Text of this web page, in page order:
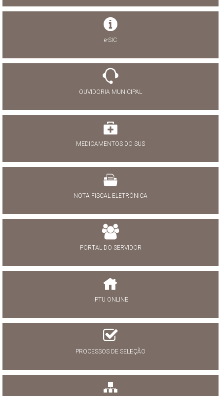
e-SIC
OUVIDORIA MUNICIPAL
MEDICAMENTOS DO SUS
NOTA FISCAL ELETRÔNICA
PORTAL DO SERVIDOR
IPTU ONLINE
PROCESSOS DE SELEÇÃO